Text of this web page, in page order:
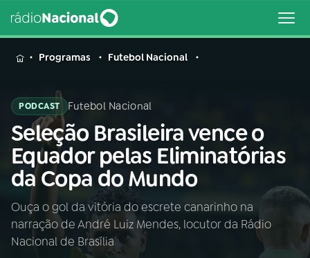
MENU
Buscar
na
Rádio
Nacional
Buscar
AO VIVO
INÍCIO
Programas Futebol Nacional
PODCAST Futebol Nacional
Seleção Brasileira vence o
Equador pelas Eliminatórias
da Copa do Mundo
Ouça o gol da vitória do escrete canarinho na
narração de André Luiz Mendes, locutor da Rádio
Nacional de Brasília